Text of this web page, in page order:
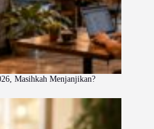
Masihkah Menjanjikan?